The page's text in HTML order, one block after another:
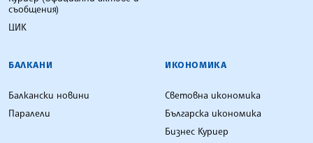
съобщения)
ЦИК
БАЛКАНИ
Балкански новини
Паралели
ИКОНОМИКА
Световна икономика
Българска икономика
Бизнес Куриер